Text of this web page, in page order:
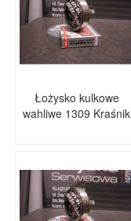
Łożysko kulkowe
wahliwe 1309 Kraśnik